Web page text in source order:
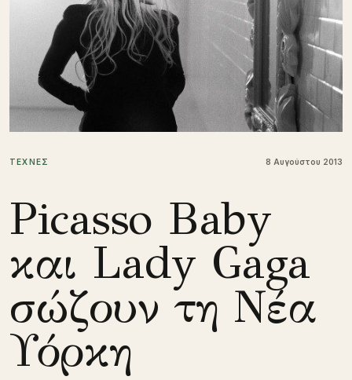
ΤΕΧΝΕΣ 8 Αυγούστου 2013
Picasso Baby
και Lady Gaga
σώζουν τη Νέα
Υόρκη